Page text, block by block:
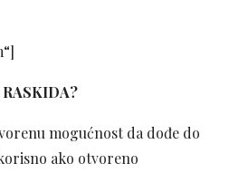
RASKIDA?
mogućnost da dođe do
ako otvoreno